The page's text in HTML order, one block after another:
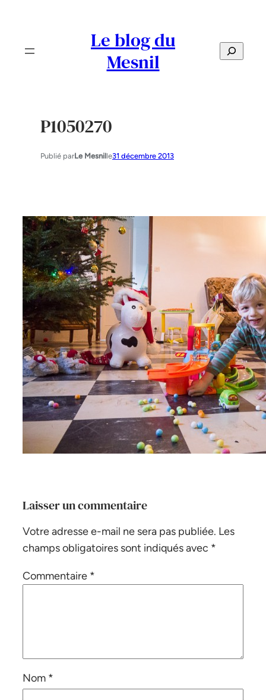
contenu
Le blog du
Mesnil
P1050270
Publié parLe Mesnille31 décembre 2013
Laisser un commentaire
Votre adresse e-mail ne sera pas publiée. Les
champs obligatoires sont indiqués avec *
Commentaire *
Nom *